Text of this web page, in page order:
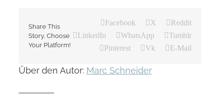
Share This
Story, Choose
Your Platform!
Facebook X
Reddit
LinkedIn
WhatsApp
Tumblr
Pinterest
Vk E-Mail
Über den Autor: Marc Schneider